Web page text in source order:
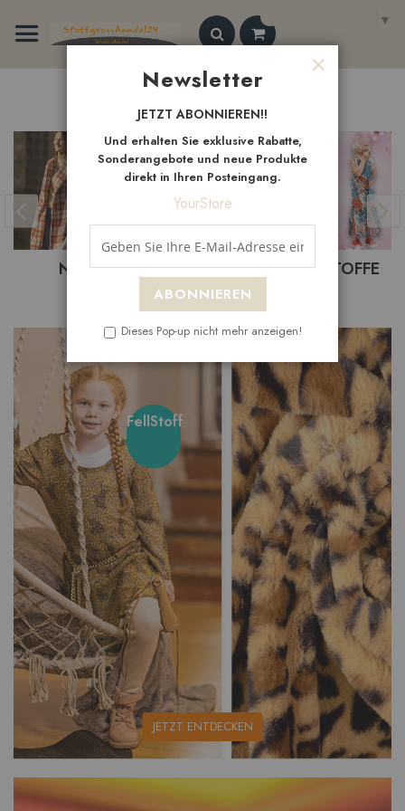
Inhalt
springen
▼
Search
NeueArtikel
BEKLEIDUNGSTOFFE
unsere
FellStoff
JETZT ENTDECKEN
Newsletter
JETZT ABONNIEREN!!
Und erhalten Sie exklusive Rabatte,
Sonderangebote und neue Produkte
direkt in Ihren Posteingang.
YourStore
ABONNIEREN
Dieses Pop-up nicht mehr anzeigen!